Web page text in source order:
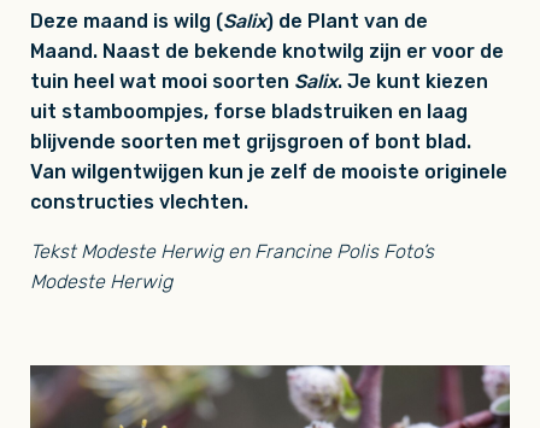
Deze maand is wilg (Salix) de Plant van de
Maand. Naast de bekende knotwilg zijn er voor de
tuin heel wat mooi soorten Salix. Je kunt kiezen
uit stamboompjes, forse bladstruiken en laag
blijvende soorten met grijsgroen of bont blad.
Van wilgentwijgen kun je zelf de mooiste originele
constructies vlechten.
Tekst Modeste Herwig en Francine Polis Foto’s
Modeste Herwig